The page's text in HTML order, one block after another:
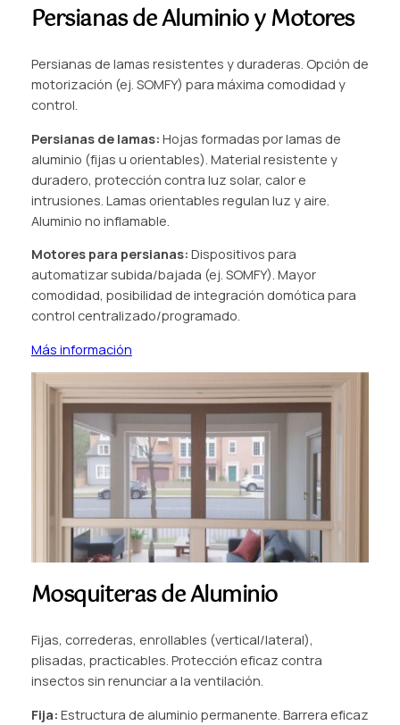
Persianas de Aluminio y Motores
Persianas de lamas resistentes y duraderas. Opción de
motorización (ej. SOMFY) para máxima comodidad y
control.
Persianas de lamas: Hojas formadas por lamas de
aluminio (fijas u orientables). Material resistente y
duradero, protección contra luz solar, calor e
intrusiones. Lamas orientables regulan luz y aire.
Aluminio no inflamable.
Motores para persianas: Dispositivos para
automatizar subida/bajada (ej. SOMFY). Mayor
comodidad, posibilidad de integración domótica para
control centralizado/programado.
Más información
Mosquiteras de Aluminio
Fijas, correderas, enrollables (vertical/lateral),
plisadas, practicables. Protección eficaz contra
insectos sin renunciar a la ventilación.
Fija: Estructura de aluminio permanente. Barrera eficaz